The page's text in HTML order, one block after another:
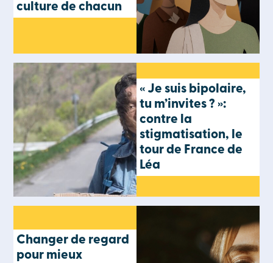
culture de chacun
« Je suis bipolaire,
tu m’invites ? »:
contre la
stigmatisation, le
tour de France de
Léa
Changer de regard
pour mieux